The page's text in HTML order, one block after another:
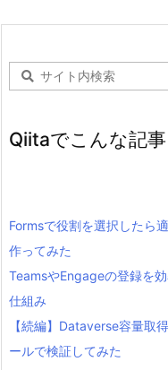
Qiitaでこんな記
Formsで役割を選択したら
作ってみた
TeamsやEngageの登録を
仕組み
【続編】Dataverse容量取
ールで検証してみた